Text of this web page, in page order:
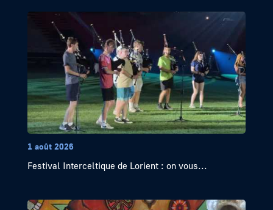
1 août 2026
Festival Interceltique de Lorient : on vous...